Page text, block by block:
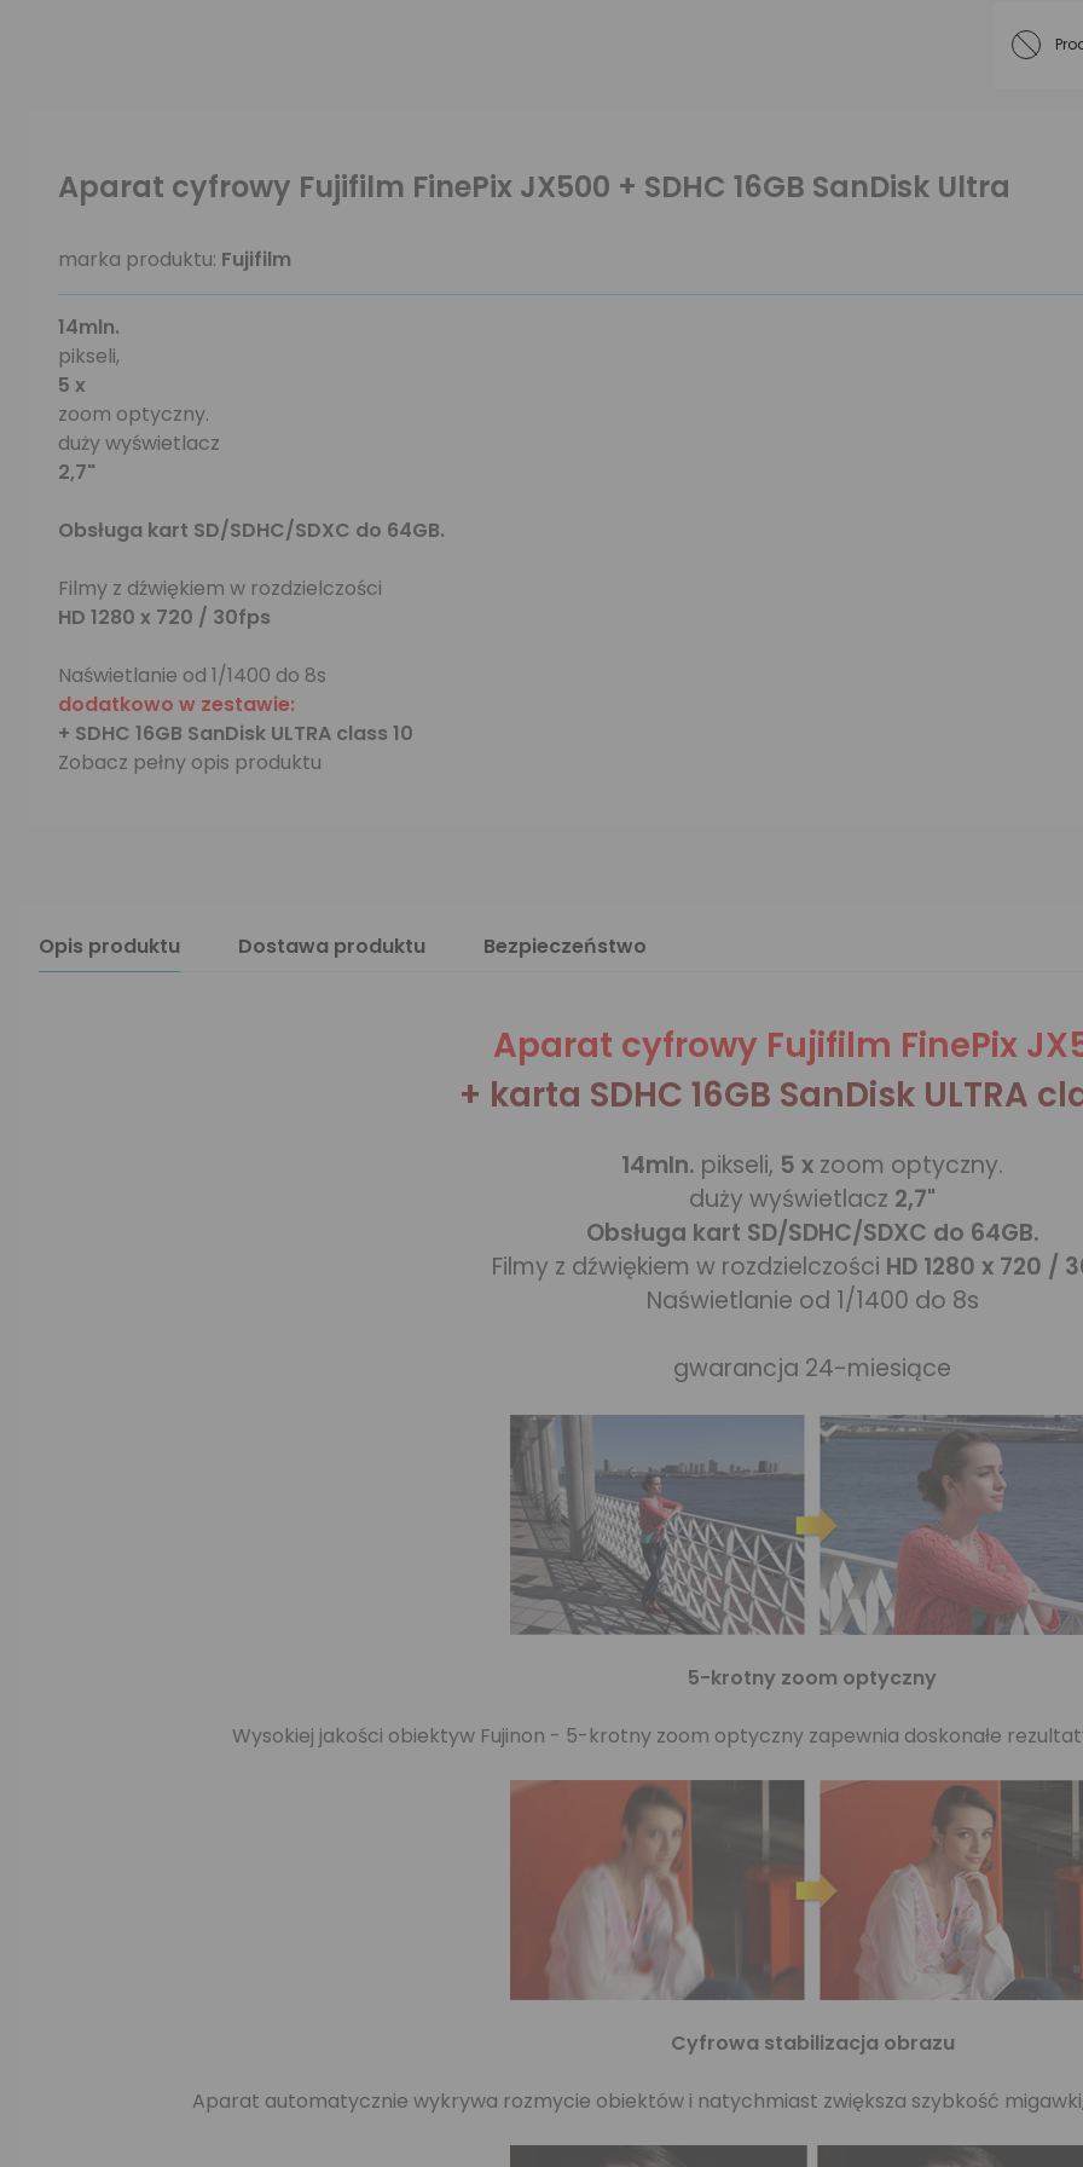
Aparat cyfrowy Fujifilm FinePix JX500 + SDHC 16GB SanDisk Ultra
marka produktu: Fujifilm
14mln.
pikseli,
5 x
zoom optyczny.
duży wyświetlacz
2,7"
Obsługa kart SD/SDHC/SDXC do 64GB.
Filmy z dźwiękiem w rozdzielczości
HD 1280 x 720 / 30fps
Naświetlanie od 1/1400 do 8s
dodatkowo w zestawie:
+ SDHC 16GB SanDisk ULTRA class 10
Zobacz pełny opis produktu
Opis produktu Dostawa produktu Bezpieczeństwo
Aparat cyfrowy Fujifilm FinePix
+ karta SDHC 16GB SanDisk ULTRA
14mln. pikseli, 5 x zoom optyczny.
duży wyświetlacz 2,7"
Obsługa kart SD/SDHC/SDXC do 64GB.
Filmy z dźwiękiem w rozdzielczości HD 1280 x 720 /
Naświetlanie od 1/1400 do 8s
gwarancja 24-miesiące
5-krotny zoom optyczny
Wysokiej jakości obiektyw Fujinon - 5-krotny zoom optyczny zapewnia doskonałe
Cyfrowa stabilizacja obrazu
Aparat automatycznie wykrywa rozmycie obiektów i natychmiast zwiększa szybkość